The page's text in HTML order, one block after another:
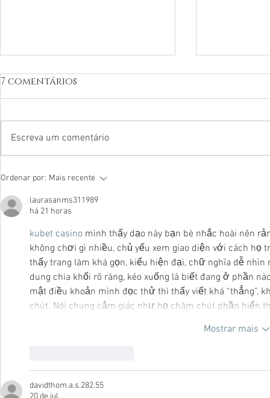
O quartinho da
psicoterapia
7 comentários
Escreva um comentário
Ordenar por: Mais recente
laurasanms311989
há 21 horas
kubet casino mình thấy dạo này bạn bè nhắc hoài nên
không chơi gì nhiều, chủ yếu xem giao diện với cách
thấy trang làm khá gọn, kiểu hiện đại, chữ nghĩa dễ
dung chia khối rõ ràng, kéo xuống là biết đang ở phần
mật điều khoản mình đọc thử thì thấy viết khá “thẳng”,
chút. Nói chung cảm giác như họ chăm chút phần hiển
Mostrar mais
davidthom.a.s.282.55